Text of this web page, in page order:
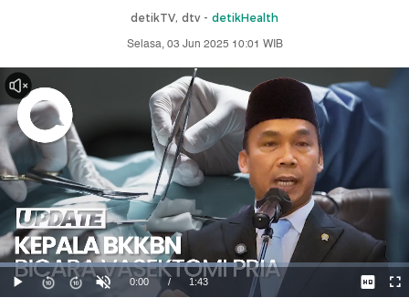
detikTV, dtv - detikHealth
Selasa, 03 Jun 2025 10:01 WIB